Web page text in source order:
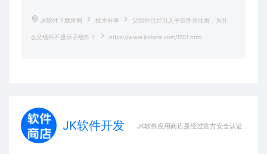
JK软件下载官网 技术分享 父组件已经引入子组件并注册，为什
么父组件不显示子组件？ https://www.jkxiazai.com/1701.html
JK软件开发 JK软件应用商店是经过官方安全认证，保障